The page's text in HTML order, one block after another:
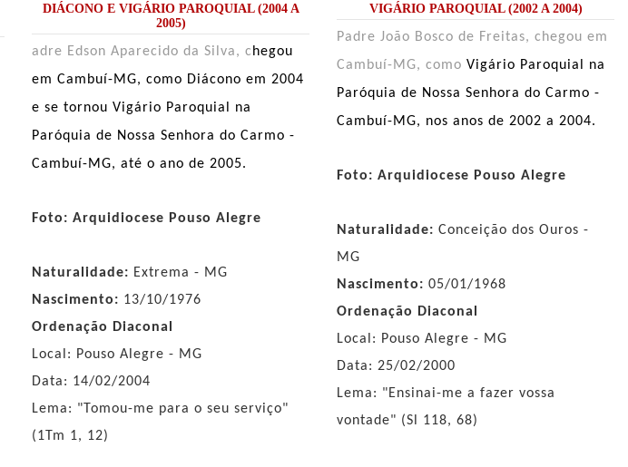
DIÁCONO E VIGÁRIO PAROQUIAL (2004 A
2005)
adre Edson Aparecido da Silva, c hegou
em Cambuí-MG, como Diácono em 2004
e se tornou Vigário Paroquial na
Paróquia de Nossa Senhora do Carmo -
Cambuí-MG, até o ano de 2005.
Foto: Arquidiocese Pouso Alegre
Naturalidade: Extrema - MG
Nascimento: 13/10/1976
Ordenação Diaconal
Local: Pouso Alegre - MG
Data: 14/02/2004
Lema: "Tomou-me para o seu serviço"
(1Tm 1, 12)
VIGÁRIO PAROQUIAL (2002 A 2004)
Padre João Bosco de Freitas, chegou em
Cambuí-MG, como Vigário Paroquial na
Paróquia de Nossa Senhora do Carmo -
Cambuí-MG, nos anos de 2002 a 2004.
Foto: Arquidiocese Pouso Alegre
Naturalidade: Conceição dos Ouros -
MG
Nascimento: 05/01/1968
Ordenação Diaconal
Local: Pouso Alegre - MG
Data: 25/02/2000
Lema: "Ensinai-me a fazer vossa
vontade" (Sl 118, 68)